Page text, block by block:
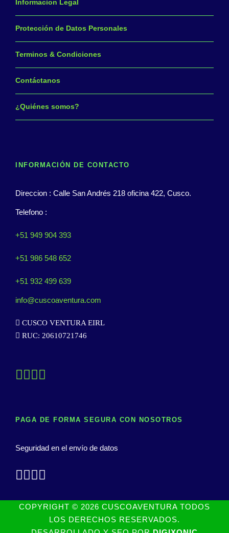
Informacion Legal
Protección de Datos Personales
Terminos & Condiciones
Contáctanos
¿Quiénes somos?
INFORMACIÓN DE CONTACTO
Direccion : Calle San Andrés 218 oficina 422, Cusco.
Telefono :
+51 949 904 393
+51 986 548 652
+51 932 499 639
info@cuscoaventura.com
CUSCO VENTURA EIRL
RUC: 20610721746
PAGA DE FORMA SEGURA CON NOSOTROS
Seguridad en el envío de datos
COPYRIGHT © 2026 CUSCOAVENTURA TODOS
LOS DERECHOS RESERVADOS.